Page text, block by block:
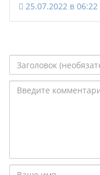
25.07.2022 в 06:22